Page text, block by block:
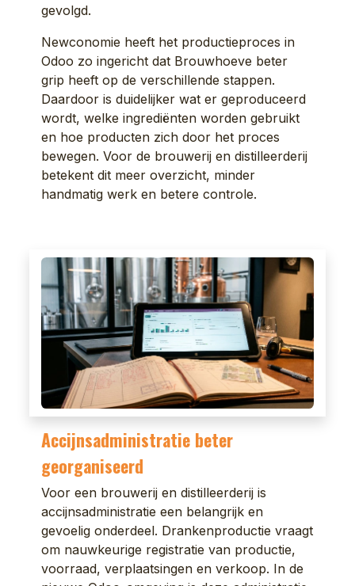
gevolgd.
Newconomie heeft het productieproces in
Odoo zo ingericht dat Brouwhoeve beter
grip heeft op de verschillende stappen.
Daardoor is duidelijker wat er geproduceerd
wordt, welke ingrediënten worden gebruikt
en hoe producten zich door het proces
bewegen. Voor de brouwerij en distilleerderij
betekent dit meer overzicht, minder
handmatig werk en betere controle.
Accijnsadministratie beter
georganiseerd
Voor een brouwerij en distilleerderij is
accijnsadministratie een belangrijk en
gevoelig onderdeel. Drankenproductie vraagt
om nauwkeurige registratie van productie,
voorraad, verplaatsingen en verkoop. In de